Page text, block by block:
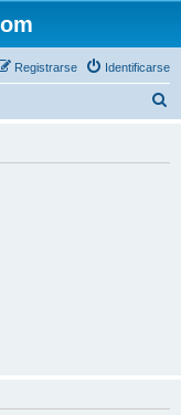
Identificarse
Registrarse